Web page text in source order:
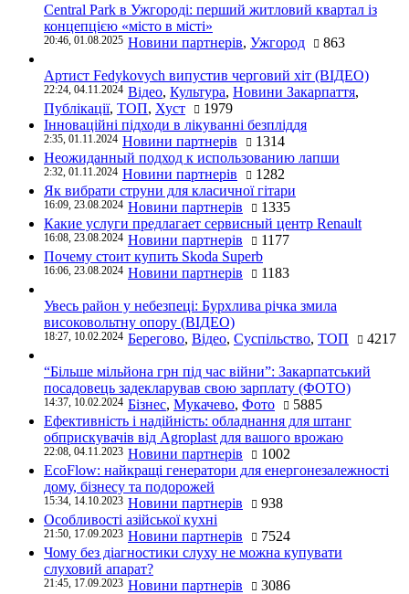
Central Park в Ужгороді: перший житловий квартал із
концепцією «місто в місті»
20:46, 01.08.2025 Новини партнерів, Ужгород 863
Артист Fedykovych випустив черговий хіт (ВІДЕО)
22:24, 04.11.2024 Відео, Культура, Новини Закарпаття,
Публікації, ТОП, Хуст
1979
Інноваційні підходи в лікуванні безпліддя
2:35, 01.11.2024 Новини партнерів
1314
Неожиданный подход к использованию лапши
2:32, 01.11.2024 Новини партнерів
1282
Як вибрати струни для класичної гітари
16:09, 23.08.2024 Новини партнерів
1335
Какие услуги предлагает сервисный центр Renault
16:08, 23.08.2024 Новини партнерів
1177
Почему стоит купить Skoda Superb
16:06, 23.08.2024 Новини партнерів 1183
Увесь район у небезпеці: Бурхлива річка змила
високовольтну опору (ВІДЕО)
18:27, 10.02.2024 Берегово, Відео, Суспільство, ТОП 4217
“Більше мільйона грн під час війни”: Закарпатський
посадовець задекларував свою зарплату (ФОТО)
14:37, 10.02.2024 Бізнес, Мукачево, Фото
5885
Ефективність і надійність: обладнання для штанг
обприскувачів від Agroplast для вашого врожаю
22:08, 04.11.2023 Новини партнерів
1002
EcoFlow: найкращі генератори для енергонезалежності
дому, бізнесу та подорожей
15:34, 14.10.2023 Новини партнерів
938
Особливості азійської кухні
21:50, 17.09.2023 Новини партнерів
7524
Чому без діагностики слуху не можна купувати
слуховий апарат?
21:45, 17.09.2023 Новини партнерів 3086